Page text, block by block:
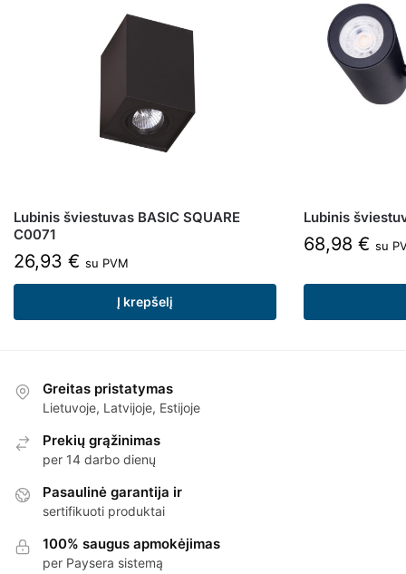
Lubinis šviestuvas BASIC SQUARE
C0071
26,93 € su PVM
Į krepšelį
Lubinis
68,98 € su
Greitas pristatymas
Lietuvoje, Latvijoje, Estijoje
Prekių grąžinimas
per 14 darbo dienų
Pasaulinė garantija ir
sertifikuoti produktai
100% saugus apmokėjimas
per Paysera sistemą